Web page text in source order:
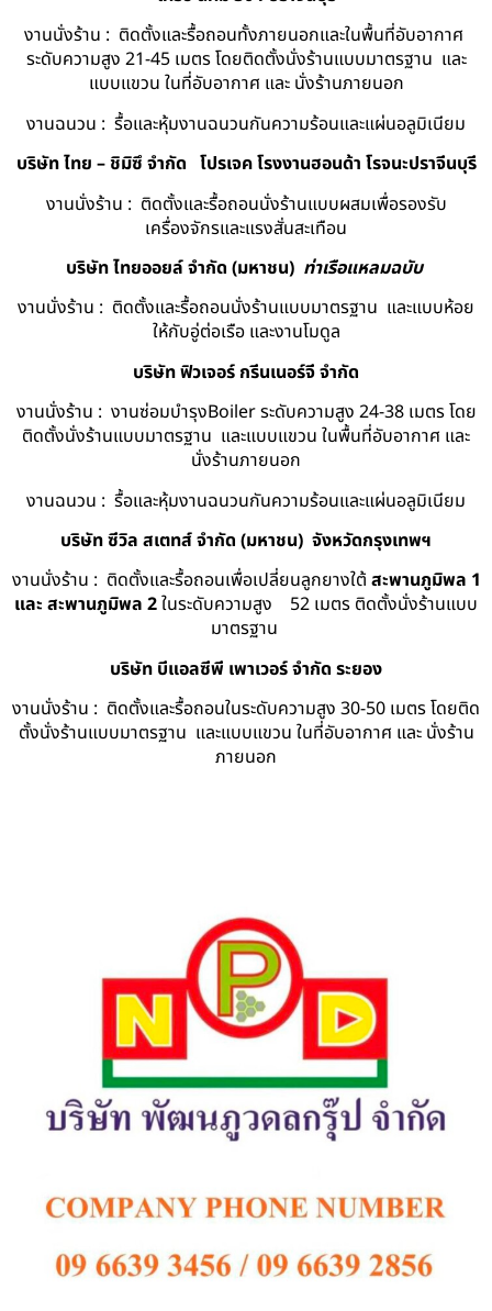
งานนั่งร้าน : ติดตั้งและรื้อถอนทั้งภายนอกและในพื้นที่อับอากาศ
ระดับความสูง 21-45 เมตร โดยติดตั้งนั่งร้านแบบมาตรฐาน และ
แบบแขวน ในที่อับอากาศ และ นั่งร้านภายนอก
งานฉนวน : รื้อและหุ้มงานฉนวนกันความร้อนและแผ่นอลูมิเนียม
บริษัท ไทย – ชิมิซึ จำกัด โปรเจค โรงงานฮอนด้า โรจนะปราจีนบุรี
งานนั่งร้าน : ติดตั้งและรื้อถอนนั่งร้านแบบผสมเพื่อรองรับ
เครื่องจักรและแรงสั่นสะเทือน
บริษัท ไทยออยล์ จํากัด (มหาชน) ท่าเรือแหลมฉบับ
งานนั่งร้าน : ติดตั้งและรื้อถอนนั่งร้านแบบมาตรฐาน และแบบห้อย
ให้กับอู่ต่อเรือ และงานโมดูล
บริษัท ฟิวเจอร์ กรีนเนอร์จี จำกัด
งานนั่งร้าน : งานซ่อมบำรุงBoiler ระดับความสูง 24-38 เมตร โดย
ติดตั้งนั่งร้านแบบมาตรฐาน และแบบแขวน ในพื้นที่อับอากาศ และ
นั่งร้านภายนอก
งานฉนวน : รื้อและหุ้มงานฉนวนกันความร้อนและแผ่นอลูมิเนียม
บริษัท ซีวิล สเตทส์ จำกัด (มหาชน) จังหวัดกรุงเทพฯ
งานนั่งร้าน : ติดตั้งและรื้อถอนเพื่อเปลี่ยนลูกยางใต้ สะพานภูมิพล 1
และ สะพานภูมิพล 2ในระดับความสูง 52 เมตร ติดตั้งนั่งร้านแบบ
มาตรฐาน
บริษัท บีแอลซีพี เพาเวอร์ จำกัด ระยอง
งานนั่งร้าน : ติดตั้งและรื้อถอนในระดับความสูง 30-50 เมตร โดยติด
ตั้งนั่งร้านแบบมาตรฐาน และแบบแขวน ในที่อับอากาศ และ นั่งร้าน
ภายนอก